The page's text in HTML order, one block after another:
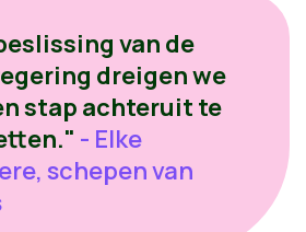
van de
dreigen we
stap achteruit te
- Elke
schepen van